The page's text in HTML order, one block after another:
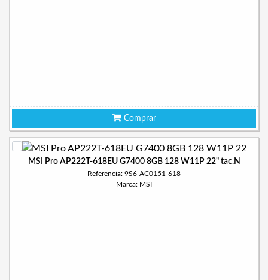
Comprar
MSI Pro AP222T-618EU G7400 8GB 128 W11P 22" tac.N
Referencia: 9S6-AC0151-618
Marca: MSI